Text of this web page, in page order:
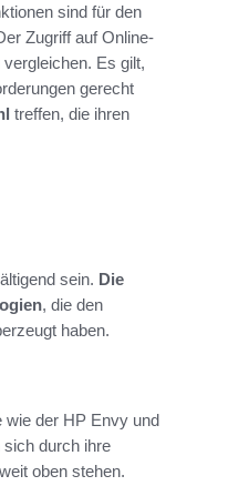
sind für den
Zugriff auf Online-
Es gilt,
gerecht
treffen, die ihren
sein. Die
, die den
haben.
wie der HP Envy und
durch ihre
oben stehen.